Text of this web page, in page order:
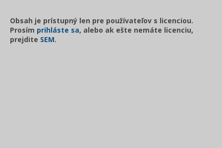
Obsah je prístupný len pre používateľov s licenciou.
Prosím prihláste sa, alebo ak ešte nemáte licenciu,
prejdite SEM.